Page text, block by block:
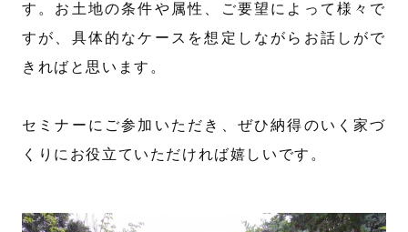
す。お土地の条件や属性、ご要望によって様々で
すが、具体的なケースを想定しながらお話しがで
きればと思います。
セミナーにご参加いただき、ぜひ納得のいく家づ
くりにお役立ていただければ嬉しいです。